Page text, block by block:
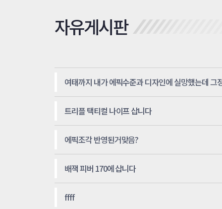
자유게시판
트리플 택티컬 나이프 삽니다
에픽조각 반영된거맞음?
배잭 피버 170에 삽니다
ffff